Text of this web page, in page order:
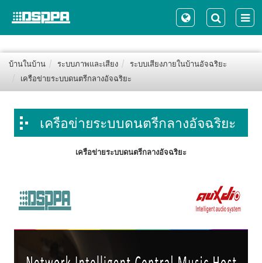
บ้านในบ้าน ระบบภาพและเสียง
ระบบเสียงภายในบ้านอัจฉริยะ
เครือข่ายระบบดนตรีกลางอัจฉริยะ
เครือข่ายระบบดนตรีกลางอัจฉริยะ
เครือข่ายระบบดนตรีกลางอัจฉริยะ